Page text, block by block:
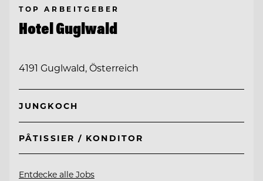
TOP ARBEITGEBER
Hotel Guglwald
4191 Guglwald, Österreich
JUNGKOCH
PÂTISSIER / KONDITOR
Entdecke alle Jobs